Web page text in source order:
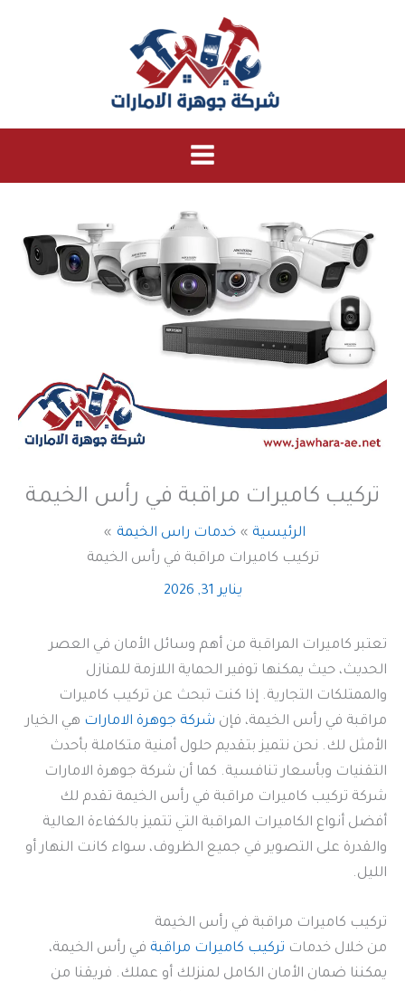
تركيب كاميرات مراقبة في رأس الخيمة
الرئيسية
خدمات راس الخيمة
تركيب كاميرات مراقبة في رأس الخيمة
يناير 31, 2026
تعتبر كاميرات المراقبة من أهم وسائل الأمان في العصر
الحديث، حيث يمكنها توفير الحماية اللازمة للمنازل
والممتلكات التجارية. إذا كنت تبحث عن تركيب كاميرات
مراقبة في رأس الخيمة، فإن شركة جوهرة الامارات هي الخيار
الأمثل لك. نحن نتميز بتقديم حلول أمنية متكاملة بأحدث
التقنيات وبأسعار تنافسية. كما أن شركة جوهرة الامارات
شركة تركيب كاميرات مراقبة في رأس الخيمة تقدم لك
أفضل أنواع الكاميرات المراقبة التي تتميز بالكفاءة العالية
والقدرة على التصوير في جميع الظروف، سواء كانت النهار أو
الليل.
تركيب كاميرات مراقبة في رأس الخيمة
من خلال خدمات تركيب كاميرات مراقبة في رأس الخيمة،
يمكننا ضمان الأمان الكامل لمنزلك أو عملك. فريقنا من